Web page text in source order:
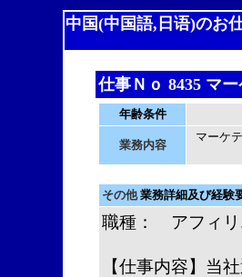
中国(中国語,日语)のお
仕事Ｎｏ 8435 マ
年齢条件
業務内容
マーケ
その他業務詳細及び経験
職種： アフィリ
【仕事内容】当